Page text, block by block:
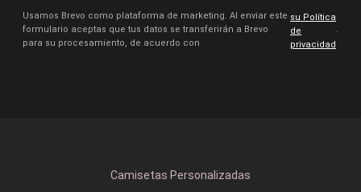
Usamos Brevo como plataforma de marketing. Al enviar este
formulario aceptas que tus datos se transferirán a Brevo
para su procesamiento, de acuerdo con
su Política
de
privacidad
.
Camisetas Personalizadas